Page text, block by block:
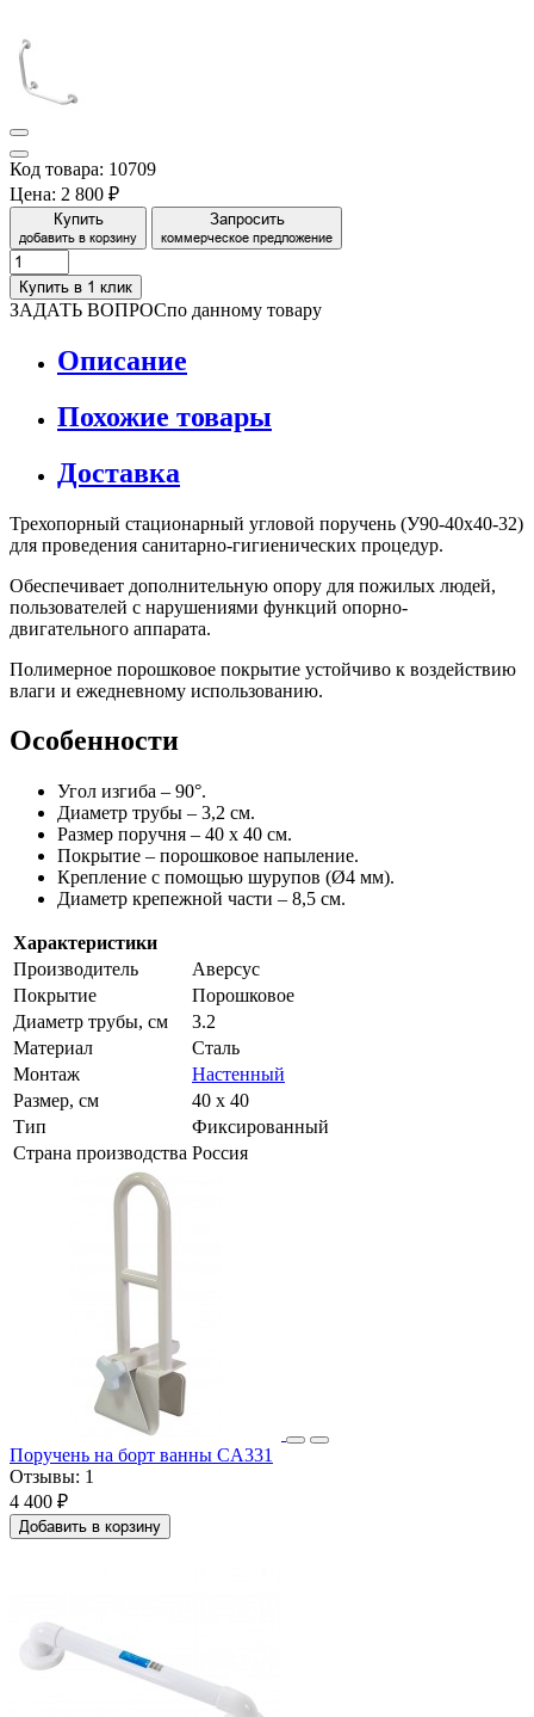
Код товара: 10709
Цена: 2 800 ₽
Купить
добавить в корзину
Запросить
коммерческое предложение
Купить в 1 клик
ЗАДАТЬ ВОПРОСпо данному товару
Описание
Похожие товары
Доставка
Трехопорный стационарный угловой поручень (У90-40х40-32)
для проведения санитарно-гигиенических процедур.
Обеспечивает дополнительную опору для пожилых людей,
пользователей с нарушениями функций опорно-
двигательного аппарата.
Полимерное порошковое покрытие устойчиво к воздействию
влаги и ежедневному использованию.
Особенности
Угол изгиба – 90°.
Диаметр трубы – 3,2 см.
Размер поручня – 40 x 40 см.
Покрытие – порошковое напыление.
Крепление с помощью шурупов (Ø4 мм).
Диаметр крепежной части – 8,5 см.
Характеристики
Производитель
Аверсус
Покрытие
Порошковое
Диаметр трубы, см
3.2
Материал
Сталь
Монтаж
Настенный
Размер, см
40 x 40
Тип
Фиксированный
Страна производства Россия
Поручень на борт ванны CA331
Отзывы: 1
4 400 ₽
Добавить в корзину